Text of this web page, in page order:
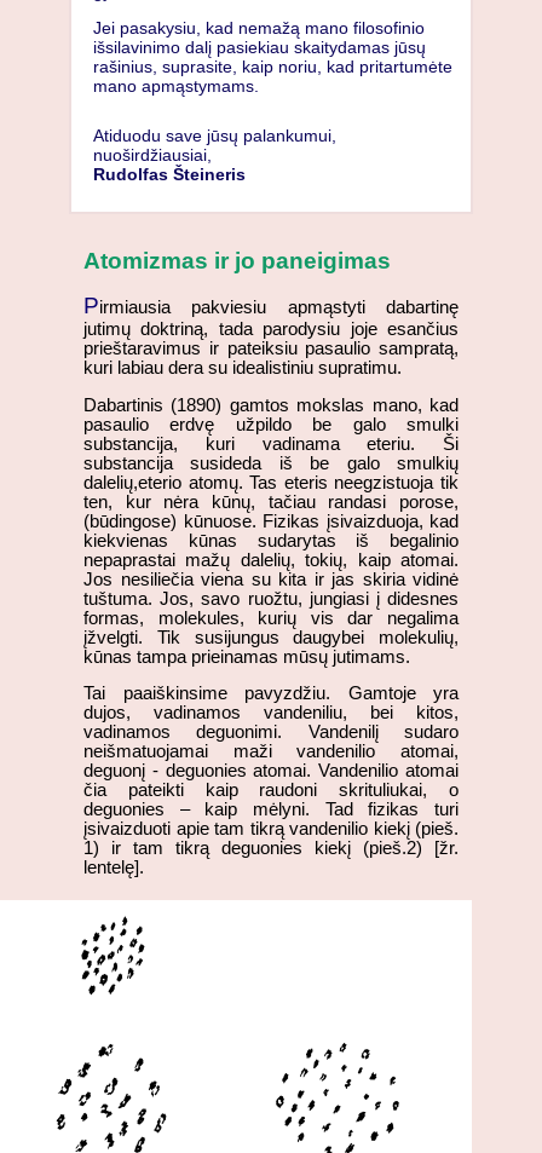
Jei pasakysiu, kad nemažą mano filosofinio
išsilavinimo dalį pasiekiau skaitydamas jūsų
rašinius, suprasite, kaip noriu, kad pritartumėte
mano apmąstymams.
Atiduodu save jūsų palankumui,
nuoširdžiausiai,
Rudolfas Šteineris
Atomizmas ir jo paneigimas
Pirmiausia pakviesiu apmąstyti dabartinę
jutimų doktriną, tada parodysiu joje esančius
prieštaravimus ir pateiksiu pasaulio sampratą,
kuri labiau dera su idealistiniu supratimu.
Dabartinis (1890) gamtos mokslas mano, kad
pasaulio erdvę užpildo be galo smulki
substancija, kuri vadinama eteriu. Ši
substancija susideda iš be galo smulkių
dalelių,eterio atomų. Tas eteris neegzistuoja tik
ten, kur nėra kūnų, tačiau randasi porose,
(būdingose) kūnuose. Fizikas įsivaizduoja, kad
kiekvienas kūnas sudarytas iš begalinio
nepaprastai mažų dalelių, tokių, kaip atomai.
Jos nesiliečia viena su kita ir jas skiria vidinė
tuštuma. Jos, savo ruožtu, jungiasi į didesnes
formas, molekules, kurių vis dar negalima
įžvelgti. Tik susijungus daugybei molekulių,
kūnas tampa prieinamas mūsų jutimams.
Tai paaiškinsime pavyzdžiu. Gamtoje yra
dujos, vadinamos vandeniliu, bei kitos,
vadinamos deguonimi. Vandenilį sudaro
neišmatuojamai maži vandenilio atomai,
deguonį - deguonies atomai. Vandenilio atomai
čia pateikti kaip raudoni skrituliukai, o
deguonies – kaip mėlyni. Tad fizikas turi
įsivaizduoti apie tam tikrą vandenilio kiekį (pieš.
1) ir tam tikrą deguonies kiekį (pieš.2) [žr.
lentelę].